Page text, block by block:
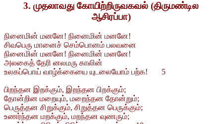
3. முதலாவது கோயிற்றிருவகவல் (திருமண்டில
ஆசிரப்பா)
நினைமின் மனனே! நினைமின் மனனே!
சிவபெரு மானைச் செம்பொனம் பலவனை
நினைமின் மனனே! நினைமின் மனனே!
அலகைத் தேரி னலமரு காலின்
உலகப்பொய் வாழ்க்கையை யுடலையோம் பற்க! 5
பிறந்தன இறக்கும், இறந்தன பிறக்கும்;
தோன்றின மறையும், மறைந்தன தோன்றும்;
பெருத்தன சிறுக்கும், சிறுத்தன பெருக்கும்;
உணர்ந்தன மறக்கும், மறந்தன வுணரும்;